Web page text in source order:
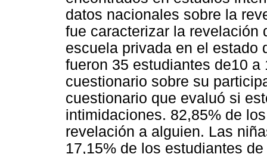
datos nacionales sobre la
fue caracterizar la revelación
escuela privada en el estado
fueron 35 estudiantes de10
cuestionario sobre su
cuestionario que evaluó si
intimidaciones. 82,85% de
revelación a alguien. Las
17,15% de los estudiantes